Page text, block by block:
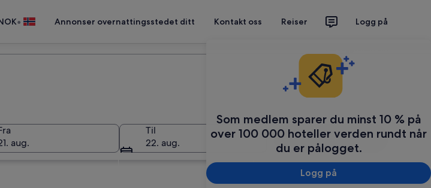
• Annonser overnattingsstedet ditt Kontakt oss Reiser Logg på
Som medlem sparer du minst 10 % på
over 100 000 hoteller verden rundt når
du er pålogget.
Logg på
aug.
Til
22. aug.
Søk